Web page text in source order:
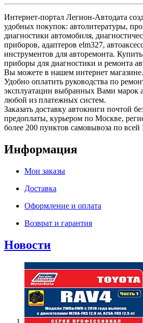
Интернет-портал Легион-Автодата
удобных покупок: автолитературы,
диагностики автомобиля,
приборов, адаптеров elm327,
инструментов для авторемонта.
приборы для диагностики и ремонта
Вы можете в нашем интернет магазине.
Удобно оплатить руководства по
эксплуатации выбранных Вами марок
любой из платежных систем.
Заказать доставку автокниги почтой
предоплаты, курьером по Москве,
более 200 пунктов самовывоза по всей
Информация
Мои заказы
Доставка
Оформление и оплата
Возврат и гарантия
Новости